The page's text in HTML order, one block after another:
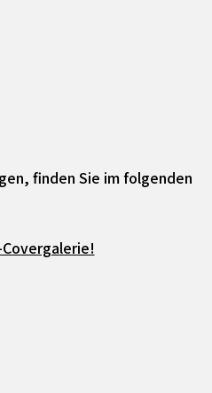
finden Sie im folgenden